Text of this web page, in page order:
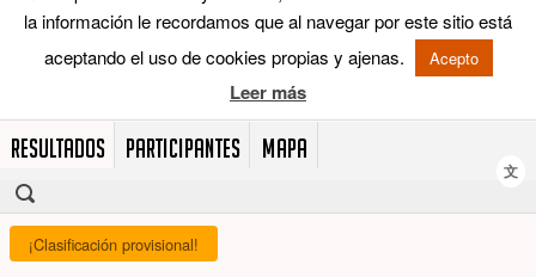
RESULTADOS PARTICIPANTES MAPA
文
¡Clasificación provisional!